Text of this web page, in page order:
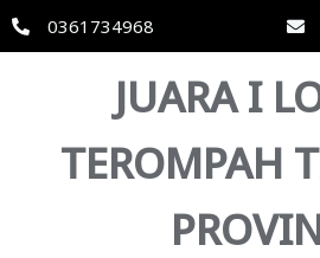
0361734968
JUARA I
TEROMPAH